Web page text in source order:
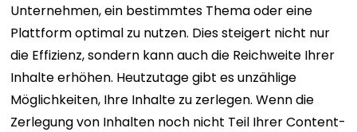
Unternehmen, ein bestimmtes Thema oder eine
Plattform optimal zu nutzen. Dies steigert nicht nur
die Effizienz, sondern kann auch die Reichweite Ihrer
Inhalte erhöhen. Heutzutage gibt es unzählige
Möglichkeiten, Ihre Inhalte zu zerlegen. Wenn die
Zerlegung von Inhalten noch nicht Teil Ihrer Content-